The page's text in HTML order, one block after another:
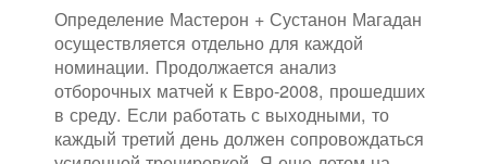
Определение Мастерон + Сустанон Магадан
осуществляется отдельно для каждой
номинации. Продолжается анализ
отборочных матчей к Евро-2008, прошедших
в среду. Если работать с выходными, то
каждый третий день должен сопровождаться